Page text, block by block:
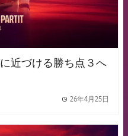
近づける勝ち点３へ
26年4月25日
FCB Barcelona badge